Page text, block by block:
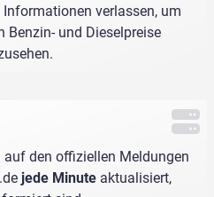
verlassen, um
Benzin- und Dieselpreise
den offiziellen Meldungen
jede Minute aktualisiert,